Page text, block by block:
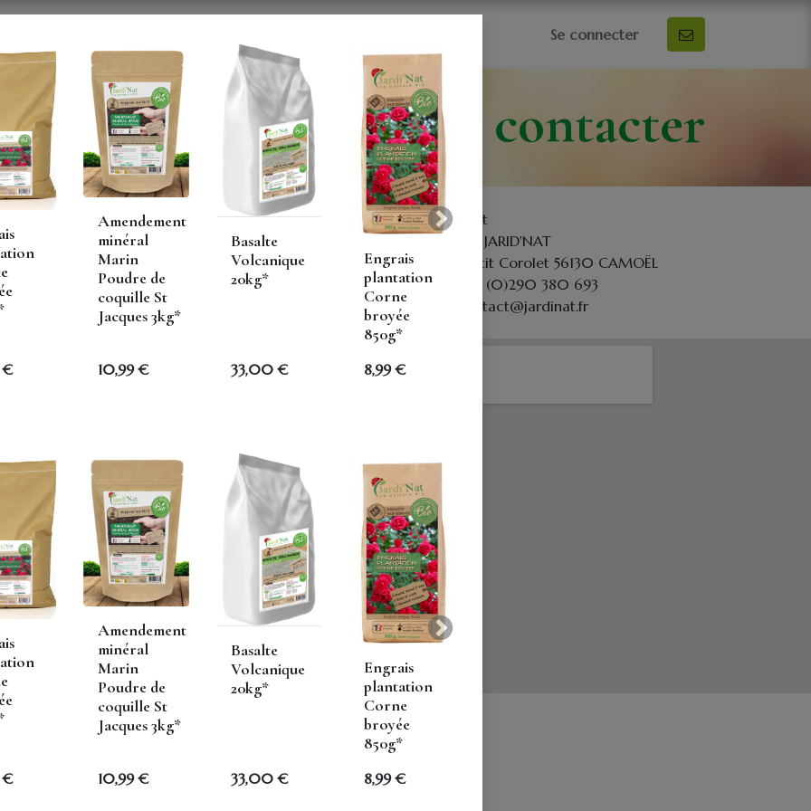
Se connecter
Nous contacter
l'objet de votre demandeen nous indiquant par exemple les
globalement vos objectifs et besoins
Jardi'Nat
sarl JARID'NAT
1, le petit Corolet 56130 CAMOËL
+33 (0)290 380 693
contact@jardinat.fr
Amendement
minéral
Marin
Poudre de
coquille St
Jacques 3kg*
10,99€
Basalte
Volcanique
20kg*
33,00 €
Engrais
plantation
Corne
broyée
850g*
8,99€
Suivant
Amendement
minéral
Marin
Poudre de
coquille St
Jacques 3kg*
10,99€
Basalte
Volcanique
20kg*
33,00 €
Engrais
plantation
Corne
broyée
850g*
8,99€
Suivant